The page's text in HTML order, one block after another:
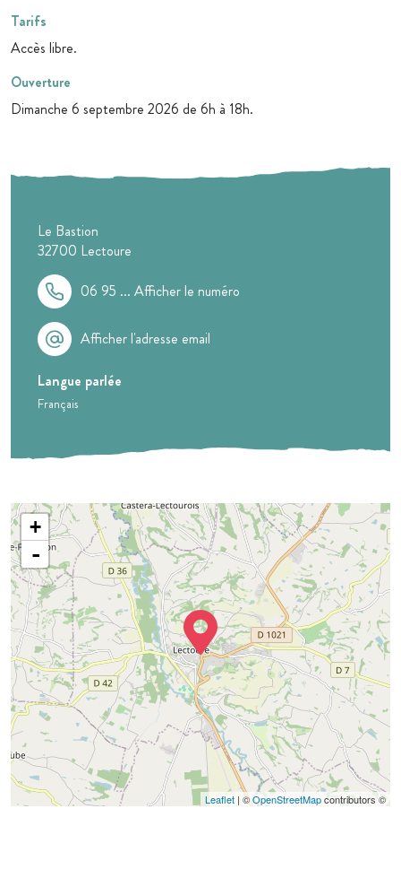
Tarifs
Accès libre.
Ouverture
Dimanche 6 septembre 2026 de 6h à 18h.
Le Bastion
32700 Lectoure
06 95 ... Afficher le numéro
Afficher l'adresse email
Langue parlée
Français
+
-
Leaflet | ©OpenStreetMapcontributors ©